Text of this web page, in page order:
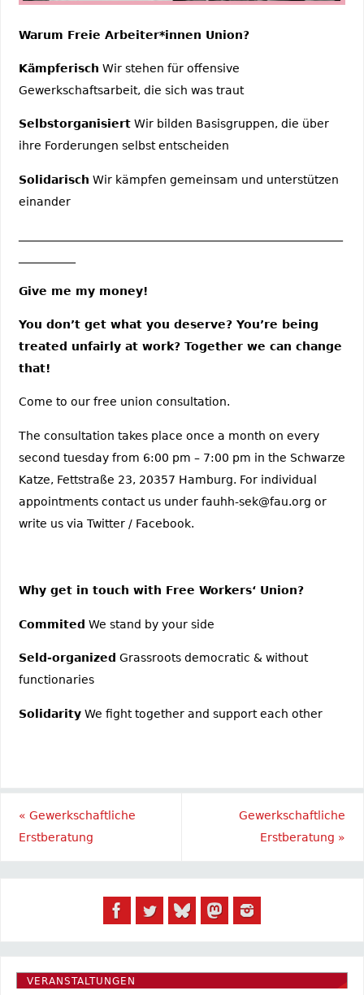
Warum Freie Arbeiter*innen Union?
Kämpferisch Wir stehen für offensive
Gewerkschaftsarbeit, die sich was traut
SelbstorganisiertWir bilden Basisgruppen, die über
ihre Forderungen selbst entscheiden
Solidarisch Wir kämpfen gemeinsam und unterstützen
einander
Give me my money!
You don’t get what you deserve? You’re being
treated unfairly at work? Together we can change
that!
Come to our free union consultation.
The consultation takes place once a month on every
second tuesday from 6:00 pm – 7:00 pm in the Schwarze
Katze, Fettstraße 23, 20357 Hamburg. For individual
appointments contact us under fauhh-sek@fau.org or
write us via Twitter / Facebook.
Why get in touch with Free Workers‘ Union?
Commited We stand by your side
Seld-organized Grassroots democratic & without
functionaries
SolidarityWe fight together and support each other
« Gewerkschaftliche
Erstberatung
Gewerkschaftliche
Erstberatung »
VERANSTALTUNGEN